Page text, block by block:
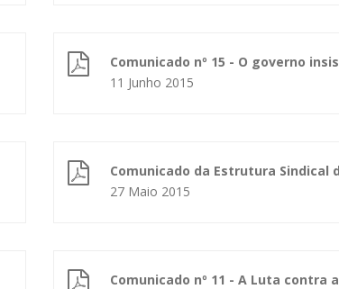
Comunicado nº 15 - O governo
11 Junho 2015
Comunicado da Estrutura Sindical
27 Maio 2015
Comunicado nº 11 - A Luta